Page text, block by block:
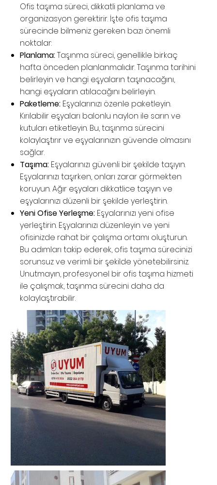
Ofis taşıma süreci, dikkatli planlama ve
organizasyon gerektirir. İşte ofis taşıma
sürecinde bilmeniz gereken bazı önemli
noktalar:
Planlama:Taşınma süreci, genellikle birkaç
hafta önceden planlanmalıdır. Taşınma tarihini
belirleyin ve hangi eşyaların taşınacağını,
hangi eşyaların atılacağını belirleyin.
Paketleme: Eşyalarınızı özenle paketleyin.
Kırılabilir eşyaları balonlu naylon ile sarın ve
kutuları etiketleyin. Bu, taşınma sürecini
kolaylaştırır ve eşyalarınızın güvende olmasını
sağlar.
Taşıma: Eşyalarınızı güvenli bir şekilde taşıyın.
Eşyalarınızı taşırken, onları zarar görmekten
koruyun. Ağır eşyaları dikkatlice taşıyın ve
eşyalarınızı düzenli bir şekilde yerleştirin.
Yeni Ofise Yerleşme: Eşyalarınızı yeni ofise
yerleştirin. Eşyalarınızı düzenleyin ve yeni
ofisinizde rahat bir çalışma ortamı oluşturun.
Bu adımları takip ederek, ofis taşıma sürecinizi
sorunsuz ve verimli bir şekilde yönetebilirsiniz.
Unutmayın, profesyonel bir ofis taşıma hizmeti
ile çalışmak, taşınma sürecini daha da
kolaylaştırabilir.